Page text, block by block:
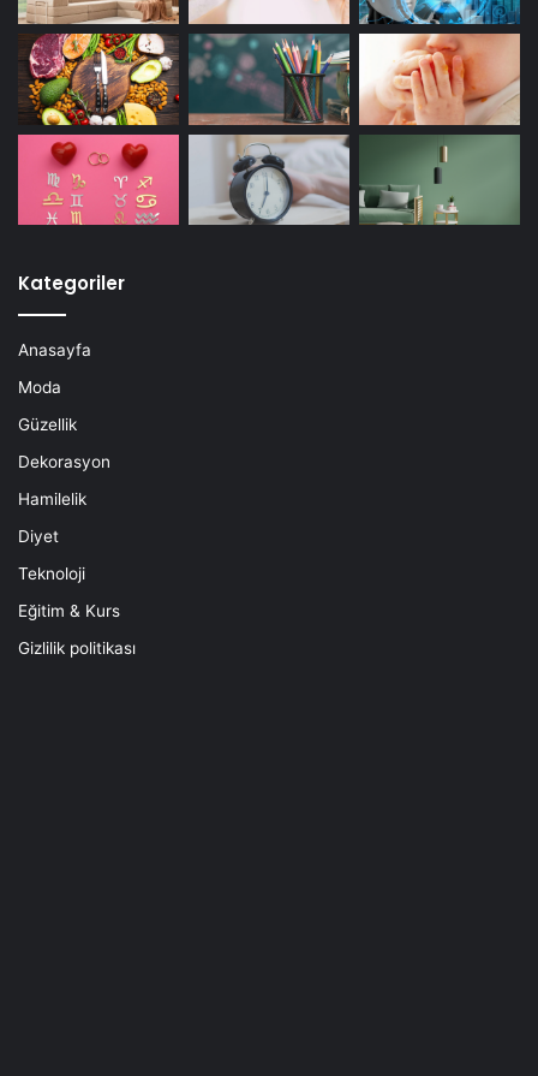
Kategoriler
Anasayfa
Moda
Güzellik
Dekorasyon
Hamilelik
Diyet
Teknoloji
Eğitim & Kurs
Gizlilik politikası